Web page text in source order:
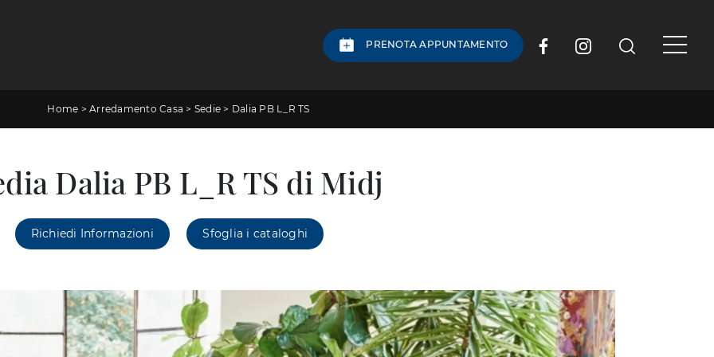
PRENOTA APPUNTAMENTO
Home >Arredamento Casa > Sedie > Dalia PB L_R TS
Dalia PB L_R TS di Midj
Richiedi Informazioni Sfoglia i cataloghi